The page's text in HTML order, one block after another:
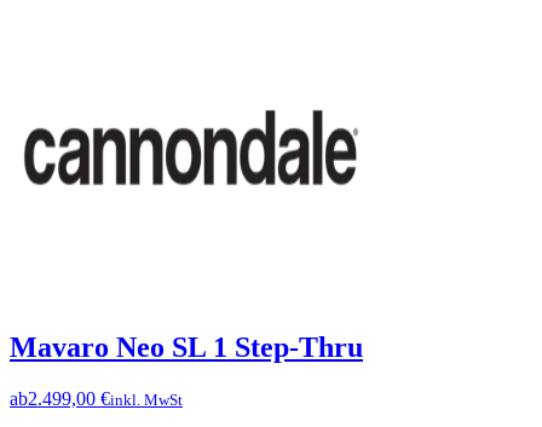
Mavaro Neo SL 1 Step-Thru
ab2.499,00 €inkl. MwSt